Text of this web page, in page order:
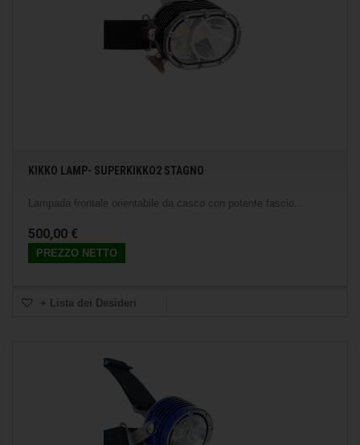
KIKKO LAMP- SUPERKIKKO2 STAGNO
Lampada frontale orientabile da casco con potente fascio...
500,00 €
PREZZO NETTO
+ Lista dei Desideri